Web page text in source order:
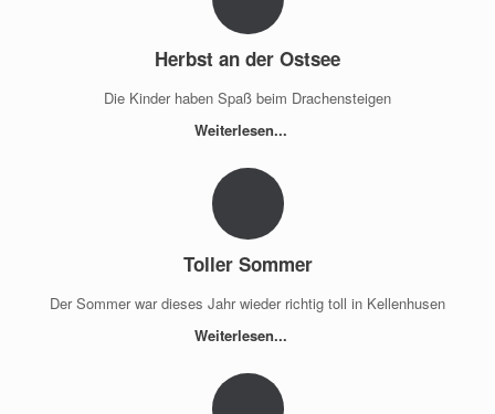
Herbst an der Ostsee
Die Kinder haben Spaß beim Drachensteigen
Weiterlesen...
Toller Sommer
Der Sommer war dieses Jahr wieder richtig toll in Kellenhusen
Weiterlesen...